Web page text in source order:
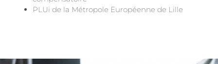
PLUi de la Métropole Européenne de Lille